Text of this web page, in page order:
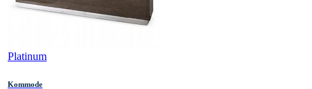
Platinum
Kommode